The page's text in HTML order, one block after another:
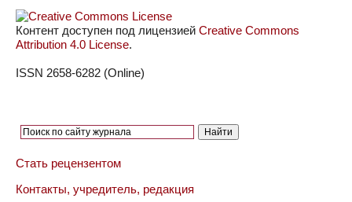
Контент доступен под лицензией Creative Commons
Attribution 4.0 License.
ISSN 2658-6282 (Online)
Стать рецензентом
Контакты, учредитель, редакция